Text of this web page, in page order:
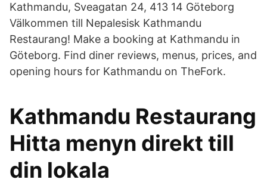
Kathmandu, Sveagatan 24, 413 14 Göteborg
Välkommen till Nepalesisk Kathmandu
Restaurang! Make a booking at Kathmandu in
Göteborg. Find diner reviews, menus, prices, and
opening hours for Kathmandu on TheFork.
Kathmandu Restaurang
Hitta menyn direkt till
din lokala